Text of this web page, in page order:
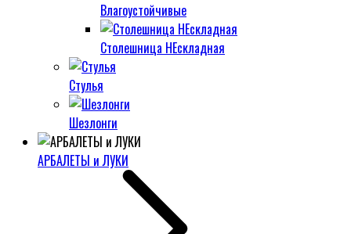
Влагоустойчивые
Столешница НЕскладная
Стулья
Шезлонги
АРБАЛЕТЫ и ЛУКИ